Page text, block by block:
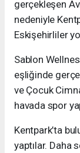
gerçekleşen
nedeniyle
Eskişehirliler
Sablon
eşliğinde
ve Çocuk
havada spor
Kentpark’ta
yaptılar. Daha